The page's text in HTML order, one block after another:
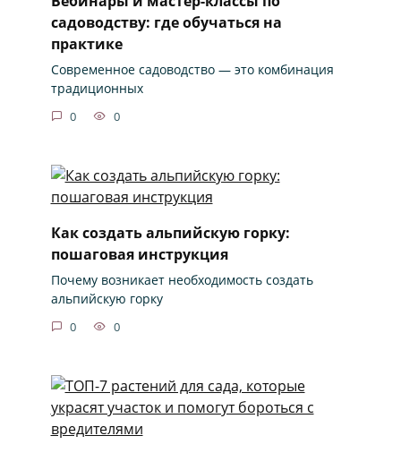
садоводству: где обучаться на
практике
Современное садоводство — это комбинация
традиционных
0 0
Как создать альпийскую горку:
пошаговая инструкция
Почему возникает необходимость создать
альпийскую горку
0 0